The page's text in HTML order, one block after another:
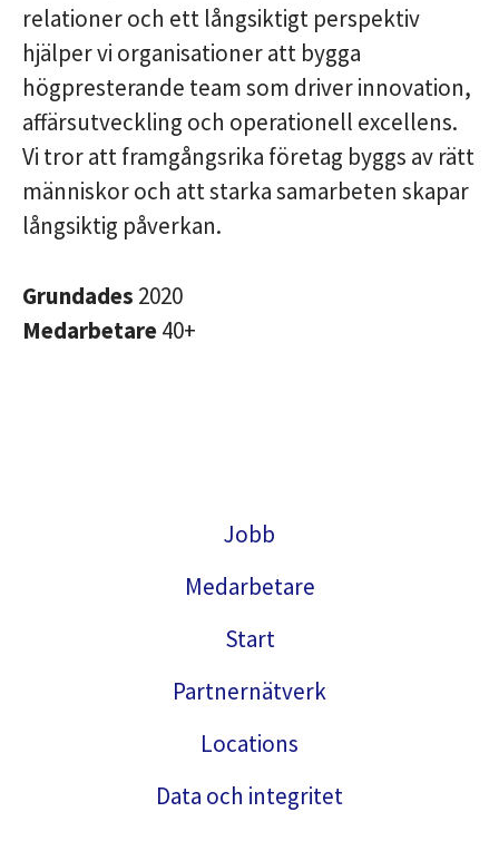
relationer och ett långsiktigt perspektiv
hjälper vi organisationer att bygga
högpresterande team som driver innovation,
affärsutveckling och operationell excellens.
Vi tror att framgångsrika företag byggs av rätt
människor och att starka samarbeten skapar
långsiktig påverkan.
Grundades 2020
Medarbetare40+
Jobb
Medarbetare
Start
Partnernätverk
Locations
Data och integritet